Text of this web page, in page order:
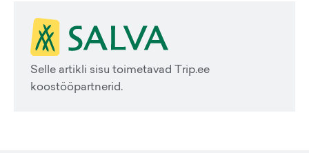
Selle artikli sisu toimetavad Trip.ee
koostööpartnerid.